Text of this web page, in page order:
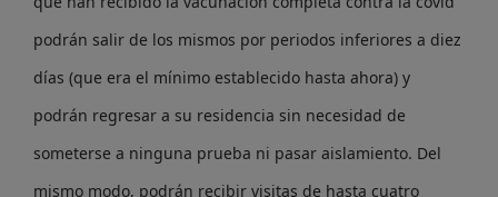
podrán salir de los mismos por periodos inferiores a diez
días (que era el mínimo establecido hasta ahora) y
podrán regresar a su residencia sin necesidad de
someterse a ninguna prueba ni pasar aislamiento. Del
mismo modo, podrán recibir visitas de hasta cuatro